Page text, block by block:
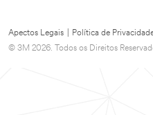
Apectos Legais Política de
© 3M 2026. Todos os Direitos